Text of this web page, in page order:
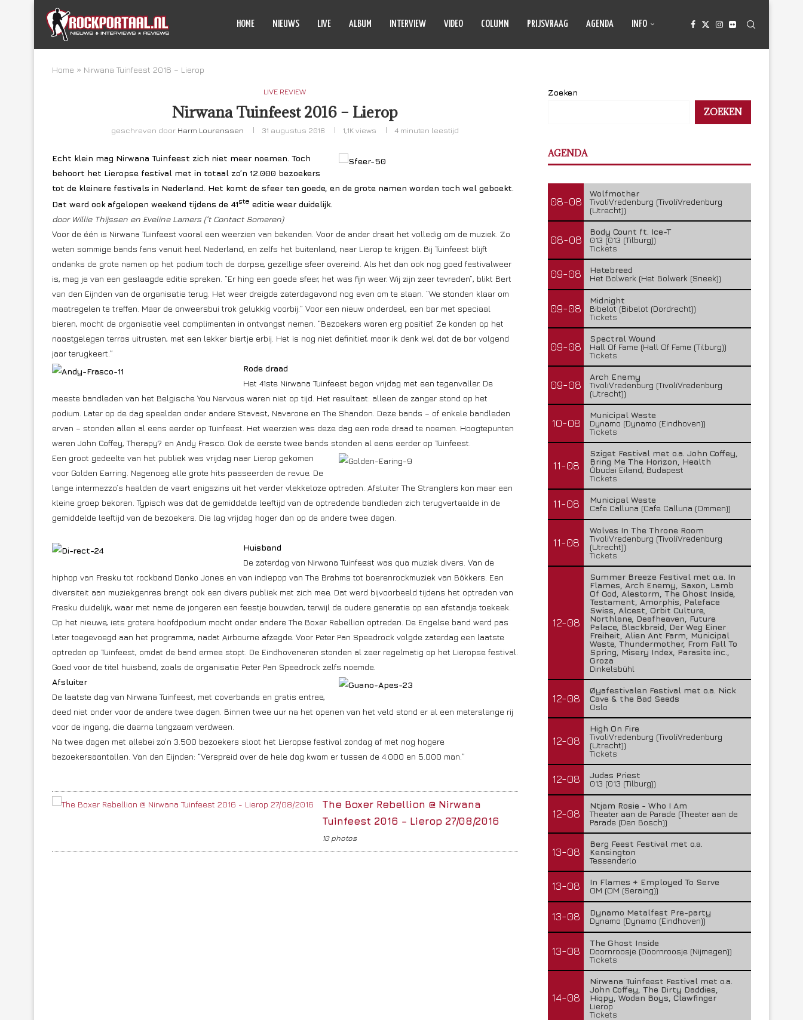
HOME NIEUWS LIVE ALBUM INTERVIEW VIDEO COLUMN PRIJSVRAAG AGENDA INFO
Home » Nirwana Tuinfeest 2016 – Lierop
LIVE REVIEW
Nirwana Tuinfeest 2016 – Lierop
geschreven door Harm Lourenssen 31 augustus 2016 1,1K views 4 minuten leestijd
Echt klein mag Nirwana Tuinfeest zich niet meer noemen. Toch
behoort het Lieropse festival met in totaal zo’n 12.000 bezoekers
tot de kleinere festivals in Nederland. Het komt de sfeer ten goede, en de grote namen worden toch wel geboekt.
Dat werd ook afgelopen weekend tijdens de 41ste editie weer duidelijk.
door Willie Thijssen en Eveline Lamers (’t Contact Someren)
Voor de één is Nirwana Tuinfeest vooral een weerzien van bekenden. Voor de ander draait het volledig om de muziek. Zo
weten sommige bands fans vanuit heel Nederland, en zelfs het buitenland, naar Lierop te krijgen. Bij Tuinfeest blijft
ondanks de grote namen op het podium toch de dorpse, gezellige sfeer overeind. Als het dan ook nog goed festivalweer
is, mag je van een geslaagde editie spreken. “Er hing een goede sfeer, het was fijn weer. Wij zijn zeer tevreden”, blikt Bert
van den Eijnden van de organisatie terug. Het weer dreigde zaterdagavond nog even om te slaan. “We stonden klaar om
maatregelen te treffen. Maar de onweersbui trok gelukkig voorbij.” Voor een nieuw onderdeel, een bar met speciaal
bieren, mocht de organisatie veel complimenten in ontvangst nemen. “Bezoekers waren erg positief. Ze konden op het
naastgelegen terras uitrusten, met een lekker biertje erbij. Het is nog niet definitief, maar ik denk wel dat de bar volgend
jaar terugkeert.”
Rode draad
Het 41ste Nirwana Tuinfeest begon vrijdag met een tegenvaller. De
meeste bandleden van het Belgische You Nervous waren niet op tijd. Het resultaat: alleen de zanger stond op het
podium. Later op de dag speelden onder andere Stavast, Navarone en The Shandon. Deze bands – of enkele bandleden
ervan – stonden allen al eens eerder op Tuinfeest. Het weerzien was deze dag een rode draad te noemen. Hoogtepunten
waren John Coffey, Therapy? en Andy Frasco. Ook de eerste twee bands stonden al eens eerder op Tuinfeest.
Een groot gedeelte van het publiek was vrijdag naar Lierop gekomen
voor Golden Earring. Nagenoeg alle grote hits passeerden de revue. De
lange intermezzo’s haalden de vaart enigszins uit het verder vlekkeloze optreden. Afsluiter The Stranglers kon maar een
kleine groep bekoren. Typisch was dat de gemiddelde leeftijd van de optredende bandleden zich terugvertaalde in de
gemiddelde leeftijd van de bezoekers. Die lag vrijdag hoger dan op de andere twee dagen.
Huisband
De zaterdag van Nirwana Tuinfeest was qua muziek divers. Van de
hiphop van Fresku tot rockband Danko Jones en van indiepop van The Brahms tot boerenrockmuziek van Bökkers. Een
diversiteit aan muziekgenres brengt ook een divers publiek met zich mee. Dat werd bijvoorbeeld tijdens het optreden van
Fresku duidelijk, waar met name de jongeren een feestje bouwden, terwijl de oudere generatie op een afstandje toekeek.
Op het nieuwe, iets grotere hoofdpodium mocht onder andere The Boxer Rebellion optreden. De Engelse band werd pas
later toegevoegd aan het programma, nadat Airbourne afzegde. Voor Peter Pan Speedrock volgde zaterdag een laatste
optreden op Tuinfeest, omdat de band ermee stopt. De Eindhovenaren stonden al zeer regelmatig op het Lieropse festival.
Goed voor de titel huisband, zoals de organisatie Peter Pan Speedrock zelfs noemde.
Afsluiter
De laatste dag van Nirwana Tuinfeest, met coverbands en gratis entree,
deed niet onder voor de andere twee dagen. Binnen twee uur na het openen van het veld stond er al een meterslange rij
voor de ingang, die daarna langzaam verdween.
Na twee dagen met allebei zo’n 3.500 bezoekers sloot het Lieropse festival zondag af met nog hogere
bezoekersaantallen. Van den Eijnden: “Verspreid over de hele dag kwam er tussen de 4.000 en 5.000 man.”
The Boxer Rebellion @ Nirwana
Tuinfeest 2016 – Lierop 27/08/2016
10 photos
Zoeken
ZOEKEN
AGENDA
08-08
Wolfmother
TivoliVredenburg (TivoliVredenburg
(Utrecht))
08-08
Body Count ft. Ice-T
013 (013 (Tilburg))
Tickets
09-08
Hatebreed
Het Bolwerk (Het Bolwerk (Sneek))
09-08
Midnight
Bibelot (Bibelot (Dordrecht))
Tickets
09-08
Spectral Wound
Hall Of Fame (Hall Of Fame (Tilburg))
Tickets
09-08
Arch Enemy
TivoliVredenburg (TivoliVredenburg
(Utrecht))
10-08
Municipal Waste
Dynamo (Dynamo (Eindhoven))
Tickets
11-08
Sziget Festival met o.a. John Coffey,
Bring Me The Horizon, Health
Óbudai Eiland, Budapest
Tickets
11-08
Municipal Waste
Cafe Calluna (Cafe Calluna (Ommen))
11-08
Wolves In The Throne Room
TivoliVredenburg (TivoliVredenburg
(Utrecht))
Tickets
12-08
Summer Breeze Festival met o.a. In
Flames, Arch Enemy, Saxon, Lamb
Of God, Alestorm, The Ghost Inside,
Testament, Amorphis, Paleface
Swiss, Alcest, Orbit Culture,
Northlane, Deafheaven, Future
Palace, Blackbraid, Der Weg Einer
Freiheit, Alien Ant Farm, Municipal
Waste, Thundermother, From Fall To
Spring, Misery Index, Parasite inc.,
Groza
Dinkelsbühl
12-08
Øyafestivalen Festival met o.a. Nick
Cave & the Bad Seeds
Oslo
12-08
High On Fire
TivoliVredenburg (TivoliVredenburg
(Utrecht))
Tickets
12-08
Judas Priest
013 (013 (Tilburg))
12-08
Ntjam Rosie - Who I Am
Theater aan de Parade (Theater aan de
Parade (Den Bosch))
13-08
Berg Feest Festival met o.a.
Kensington
Tessenderlo
13-08
In Flames + Employed To Serve
OM (OM (Seraing))
13-08
Dynamo Metalfest Pre-party
Dynamo (Dynamo (Eindhoven))
13-08
The Ghost Inside
Doornroosje (Doornroosje (Nijmegen))
Tickets
14-08
Nirwana Tuinfeest Festival met o.a.
John Coffey, The Dirty Daddies,
Hiqpy, Wodan Boys, Clawfinger
Lierop
Tickets